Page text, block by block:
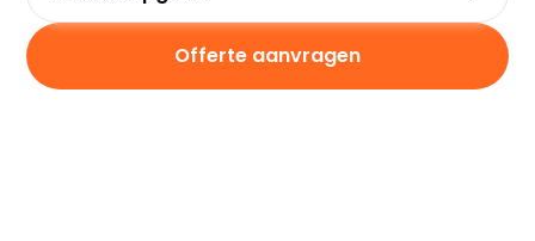
Delft?
Offerte aanvragen